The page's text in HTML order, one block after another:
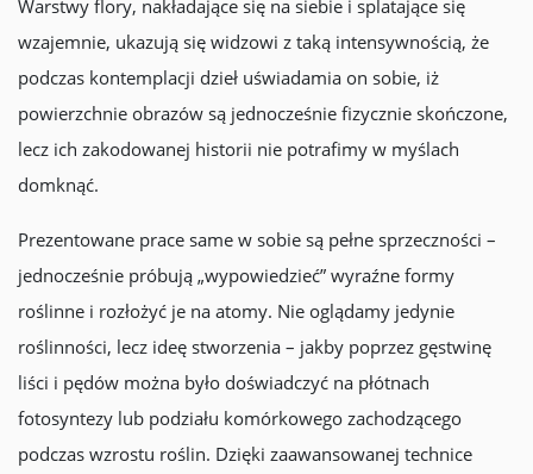
Warstwy flory, nakładające się na siebie i splatające się
wzajemnie, ukazują się widzowi z taką intensywnością, że
podczas kontemplacji dzieł uświadamia on sobie, iż
powierzchnie obrazów są jednocześnie fizycznie skończone,
lecz ich zakodowanej historii nie potrafimy w myślach
domknąć.
Prezentowane prace same w sobie są pełne sprzeczności –
jednocześnie próbują „wypowiedzieć” wyraźne formy
roślinne i rozłożyć je na atomy. Nie oglądamy jedynie
roślinności, lecz ideę stworzenia – jakby poprzez gęstwinę
liści i pędów można było doświadczyć na płótnach
fotosyntezy lub podziału komórkowego zachodzącego
podczas wzrostu roślin. Dzięki zaawansowanej technice